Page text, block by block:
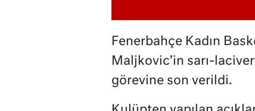
Fenerbahçe Kadın
Maljkovic’in sarı-
görevine son verildi.